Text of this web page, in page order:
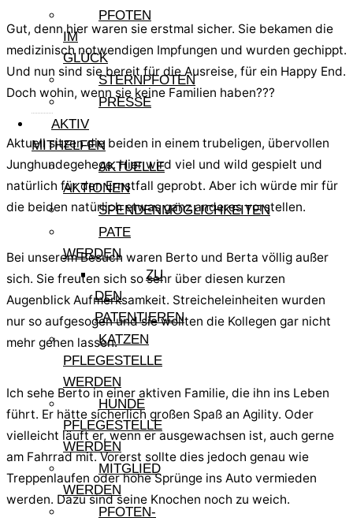
PFOTEN
IM
GLÜCK
STERNPFOTEN
PRESSE
AKTIV
MITHELFEN
AKTUELLE
AKTIONEN
SPENDENMÖGLICHKEITEN
PATE
WERDEN
ZU
DEN
PATENTIEREN
KATZEN
PFLEGESTELLE
WERDEN
HUNDE
PFLEGESTELLE
WERDEN
MITGLIED
WERDEN
PFOTEN-
Gut, denn hier waren sie erstmal sicher. Sie bekamen die
medizinisch notwendigen Impfungen und wurden gechippt.
Und nun sind sie bereit für die Ausreise, für ein Happy End.
Doch wohin, wenn sie keine Familien haben???
Aktuell sitzen die beiden in einem trubeligen, übervollen
Junghundegehege. Hier wird viel und wild gespielt und
natürlich für den Ernstfall geprobt. Aber ich würde mir für
die beiden natürlich etwas ganz anderes vorstellen.
Bei unserem Besuch waren Berto und Berta völlig außer
sich. Sie freuten sich so sehr über diesen kurzen
Augenblick Aufmerksamkeit. Streicheleinheiten wurden
nur so aufgesogen und sie wollten die Kollegen gar nicht
mehr gehen lassen.
Ich sehe Berto in einer aktiven Familie, die ihn ins Leben
führt. Er hätte sicherlich großen Spaß an Agility. Oder
vielleicht läuft er, wenn er ausgewachsen ist, auch gerne
am Fahrrad mit. Vorerst sollte dies jedoch genau wie
Treppenlaufen oder hohe Sprünge ins Auto vermieden
werden. Dazu sind seine Knochen noch zu weich.